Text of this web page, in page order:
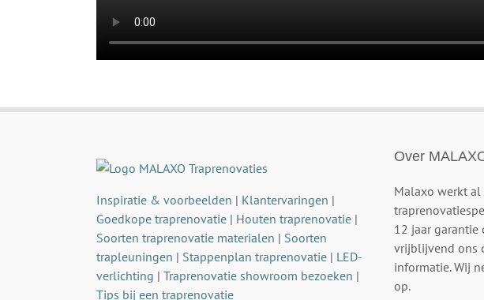
Inspiratie & voorbeelden | Klantervaringen |
Goedkope traprenovatie | Houten traprenovatie |
Soorten traprenovatie materialen | Soorten
trapleuningen | Stappenplan traprenovatie | LED-
verlichting | Traprenovatie showroom bezoeken |
Tips bij een traprenovatie
Over
Malaxo werkt al
12 jaar garantie
vrijblijvend ons
informatie. Wij
op.